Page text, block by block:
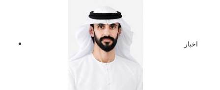
اخبار